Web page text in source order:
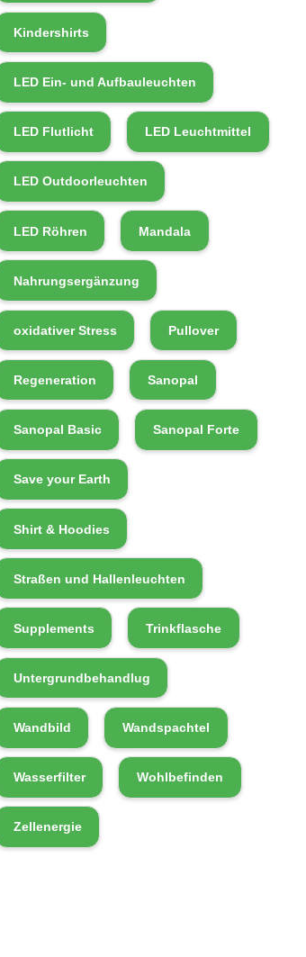
Kindershirts
LED Ein- und Aufbauleuchten
LED Flutlicht LED Leuchtmittel
LED Outdoorleuchten
LED Röhren Mandala
Nahrungsergänzung
oxidativer Stress Pullover
Regeneration Sanopal
Sanopal Basic Sanopal Forte
Save your Earth
Shirt & Hoodies
Straßen und Hallenleuchten
Supplements Trinkflasche
Untergrundbehandlug
Wandbild Wandspachtel
Wasserfilter Wohlbefinden
Zellenergie